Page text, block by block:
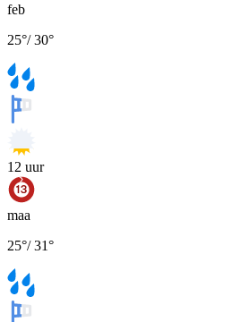
feb
25°/30°
12 uur
maa
25°/31°